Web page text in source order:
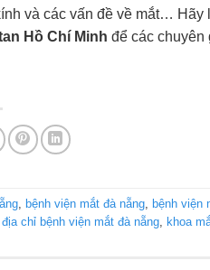
và các vấn đề về mắt… Hãy
Hồ Chí Minh để các chuyên
, bệnh viện mắt đà nẵng, bệnh viện
địa chỉ bệnh viện mắt đà nẵng, khoa